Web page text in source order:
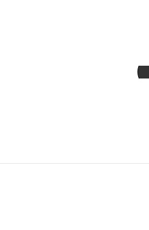
NBG_page-0002